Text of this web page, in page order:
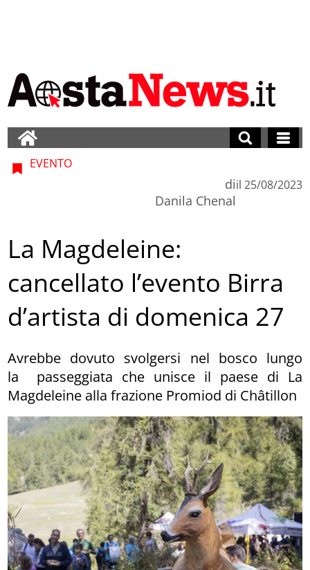
EVENTO
di
Danila Chenal
il 25/08/2023
La Magdeleine:
cancellato l’evento Birra
d’artista di domenica 27
Avrebbe dovuto svolgersi nel bosco lungo
la passeggiata che unisce il paese di La
Magdeleine alla frazione Promiod di Châtillon